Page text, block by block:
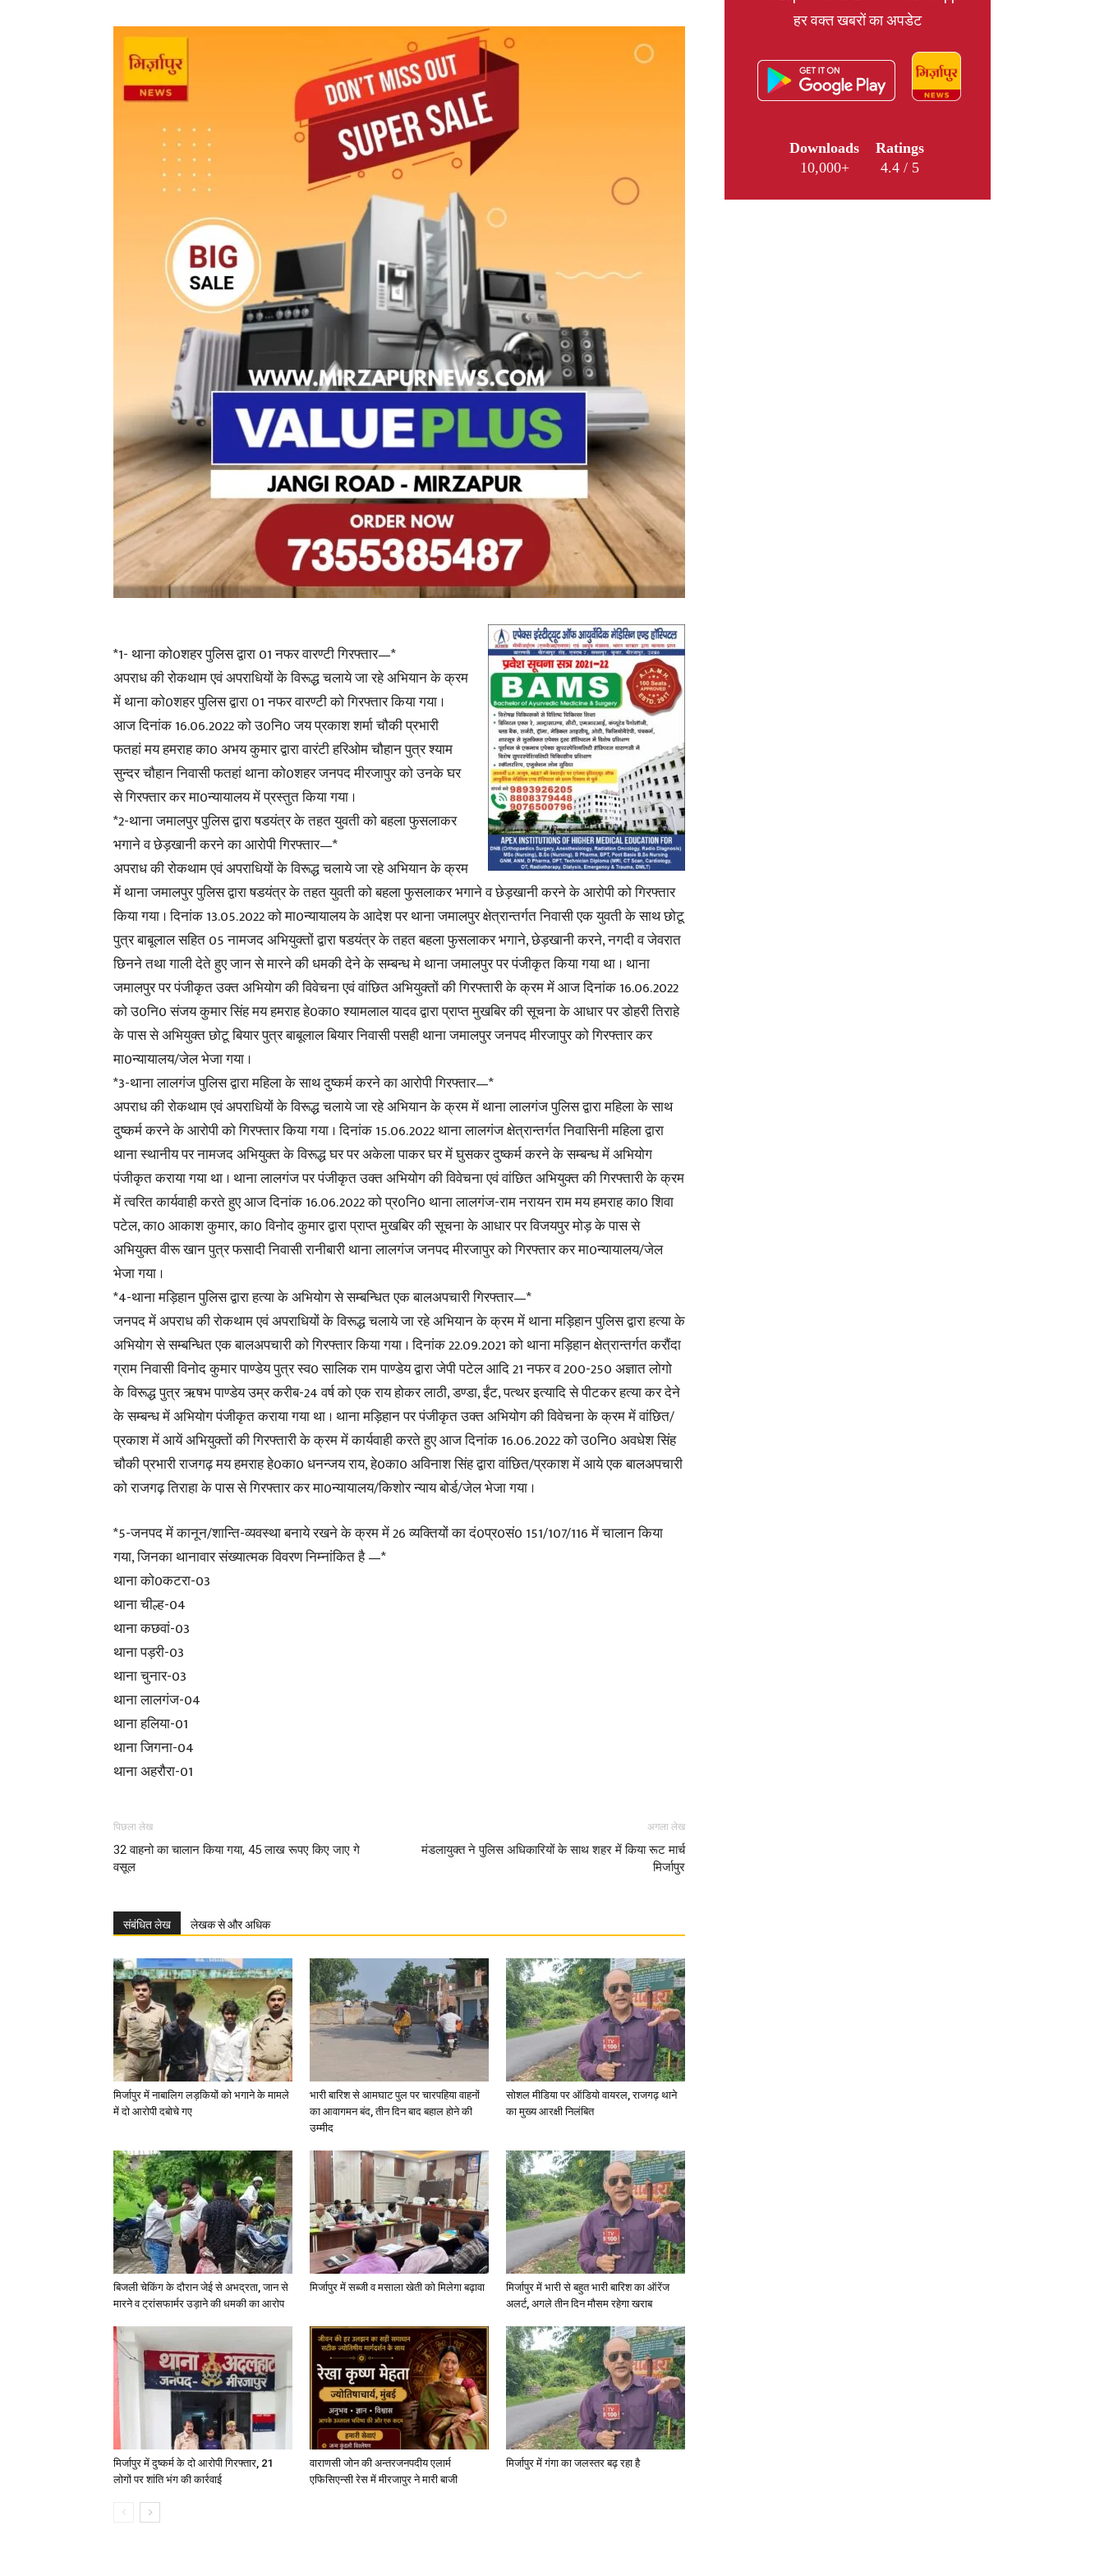
News
in
Hindi,
Today
Hindi
News
Paper
*1- थाना को0शहर पुलिस द्वारा 01 नफर वारण्टी गिरफ्तार—*
अपराध की रोकथाम एवं अपराधियों के विरूद्ध चलाये जा रहे अभियान के क्रम
में थाना को0शहर पुलिस द्वारा 01 नफर वारण्टी को गिरफ्तार किया गया ।
आज दिनांक 16.06.2022 को उ0नि0 जय प्रकाश शर्मा चौकी प्रभारी
फतहां मय हमराह का0 अभय कुमार द्वारा वारंटी हरिओम चौहान पुत्र श्याम
सुन्दर चौहान निवासी फतहां थाना को0शहर जनपद मीरजापुर को उनके घर
से गिरफ्तार कर मा0न्यायालय में प्रस्तुत किया गया ।
*2-थाना जमालपुर पुलिस द्वारा षडयंत्र के तहत युवती को बहला फुसलाकर
भगाने व छेड़खानी करने का आरोपी गिरफ्तार—*
अपराध की रोकथाम एवं अपराधियों के विरूद्ध चलाये जा रहे अभियान के क्रम
में थाना जमालपुर पुलिस द्वारा षडयंत्र के तहत युवती को बहला फुसलाकर भगाने व छेड़खानी करने के आरोपी को गिरफ्तार
किया गया । दिनांक 13.05.2022 को मा0न्यायालय के आदेश पर थाना जमालपुर क्षेत्रान्तर्गत निवासी एक युवती के साथ छोटू
पुत्र बाबूलाल सहित 05 नामजद अभियुक्तों द्वारा षडयंत्र के तहत बहला फुसलाकर भगाने, छेड़खानी करने, नगदी व जेवरात
छिनने तथा गाली देते हुए जान से मारने की धमकी देने के सम्बन्ध मे थाना जमालपुर पर पंजीकृत किया गया था । थाना
जमालपुर पर पंजीकृत उक्त अभियोग की विवेचना एवं वांछित अभियुक्तों की गिरफ्तारी के क्रम में आज दिनांक 16.06.2022
को उ0नि0 संजय कुमार सिंह मय हमराह हे0का0 श्यामलाल यादव द्वारा प्राप्त मुखबिर की सूचना के आधार पर डोहरी तिराहे
के पास से अभियुक्त छोटू बियार पुत्र बाबूलाल बियार निवासी पसही थाना जमालपुर जनपद मीरजापुर को गिरफ्तार कर
मा0न्यायालय/जेल भेजा गया ।
*3-थाना लालगंज पुलिस द्वारा महिला के साथ दुष्कर्म करने का आरोपी गिरफ्तार—*
अपराध की रोकथाम एवं अपराधियों के विरूद्ध चलाये जा रहे अभियान के क्रम में थाना लालगंज पुलिस द्वारा महिला के साथ
दुष्कर्म करने के आरोपी को गिरफ्तार किया गया । दिनांक 15.06.2022 थाना लालगंज क्षेत्रान्तर्गत निवासिनी महिला द्वारा
थाना स्थानीय पर नामजद अभियुक्त के विरूद्ध घर पर अकेला पाकर घर में घुसकर दुष्कर्म करने के सम्बन्ध में अभियोग
पंजीकृत कराया गया था । थाना लालगंज पर पंजीकृत उक्त अभियोग की विवेचना एवं वांछित अभियुक्त की गिरफ्तारी के क्रम
में त्वरित कार्यवाही करते हुए आज दिनांक 16.06.2022 को प्र0नि0 थाना लालगंज-राम नरायन राम मय हमराह का0 शिवा
पटेल, का0 आकाश कुमार, का0 विनोद कुमार द्वारा प्राप्त मुखबिर की सूचना के आधार पर विजयपुर मोड़ के पास से
अभियुक्त वीरू खान पुत्र फसादी निवासी रानीबारी थाना लालगंज जनपद मीरजापुर को गिरफ्तार कर मा0न्यायालय/जेल
भेजा गया ।
*4-थाना मड़िहान पुलिस द्वारा हत्या के अभियोग से सम्बन्धित एक बालअपचारी गिरफ्तार—*
जनपद में अपराध की रोकथाम एवं अपराधियों के विरूद्ध चलाये जा रहे अभियान के क्रम में थाना मड़िहान पुलिस द्वारा हत्या के
अभियोग से सम्बन्धित एक बालअपचारी को गिरफ्तार किया गया । दिनांक 22.09.2021 को थाना मड़िहान क्षेत्रान्तर्गत करौंदा
ग्राम निवासी विनोद कुमार पाण्डेय पुत्र स्व0 सालिक राम पाण्डेय द्वारा जेपी पटेल आदि 21 नफर व 200-250 अज्ञात लोगो
के विरूद्ध पुत्र ऋषभ पाण्डेय उम्र करीब-24 वर्ष को एक राय होकर लाठी, डण्डा, ईंट, पत्थर इत्यादि से पीटकर हत्या कर देने
के सम्बन्ध में अभियोग पंजीकृत कराया गया था । थाना मड़िहान पर पंजीकृत उक्त अभियोग की विवेचना के क्रम में वांछित/
प्रकाश में आयें अभियुक्तों की गिरफ्तारी के क्रम में कार्यवाही करते हुए आज दिनांक 16.06.2022 को उ0नि0 अवधेश सिंह
चौकी प्रभारी राजगढ़ मय हमराह हे0का0 धनन्जय राय, हे0का0 अविनाश सिंह द्वारा वांछित/प्रकाश में आये एक बालअपचारी
को राजगढ़ तिराहा के पास से गिरफ्तार कर मा0न्यायालय/किशोर न्याय बोर्ड/जेल भेजा गया ।
*5-जनपद में कानून/शान्ति-व्यवस्था बनाये रखने के क्रम में 26 व्यक्तियों का दं0प्र0सं0 151/107/116 में चालान किया
गया, जिनका थानावार संख्यात्मक विवरण निम्नांकित है —*
थाना को0कटरा-03
थाना चील्ह-04
थाना कछवां-03
थाना पड़री-03
थाना चुनार-03
थाना लालगंज-04
थाना हलिया-01
थाना जिगना-04
थाना अहरौरा-01
पिछला लेख
32 वाहनो का चालान किया गया, 45 लाख रूपए किए जाए गे
वसूल
अगला लेख
मंडलायुक्त ने पुलिस अधिकारियों के साथ शहर में किया रूट मार्च
मिर्जापुर
संबंधित लेख लेखक से और अधिक
मिर्जापुर में नाबालिग लड़कियों को भगाने के मामले
में दो आरोपी दबोचे गए
भारी बारिश से आमघाट पुल पर चारपहिया वाहनों
का आवागमन बंद, तीन दिन बाद बहाल होने की
उम्मीद
सोशल मीडिया पर ऑडियो वायरल, राजगढ़ थाने
का मुख्य आरक्षी निलंबित
बिजली चेकिंग के दौरान जेई से अभद्रता, जान से
मारने व ट्रांसफार्मर उड़ाने की धमकी का आरोप
मिर्जापुर में सब्जी व मसाला खेती को मिलेगा बढ़ावा
मिर्जापुर में भारी से बहुत भारी बारिश का ऑरेंज
अलर्ट, अगले तीन दिन मौसम रहेगा खराब
मिर्जापुर में दुष्कर्म के दो आरोपी गिरफ्तार, 21
लोगों पर शांति भंग की कार्रवाई
वाराणसी जोन की अन्तरजनपदीय एलार्म
एफिसिएन्सी रेस में मीरजापुर ने मारी बाजी
मिर्जापुर में गंगा का जलस्तर बढ़ रहा है
हर वक्त खबरों का अपडेट
Downloads
10,000+
Ratings
4.4 / 5